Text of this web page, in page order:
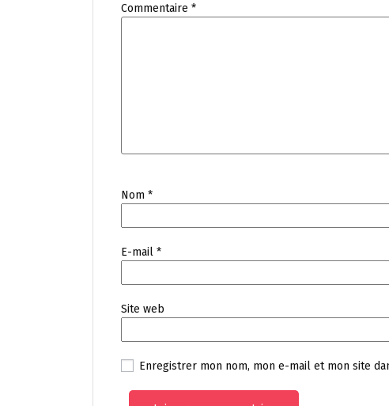
Commentaire *
Nom *
E-mail *
Site web
Enregistrer mon nom, mon e-mail et mon site